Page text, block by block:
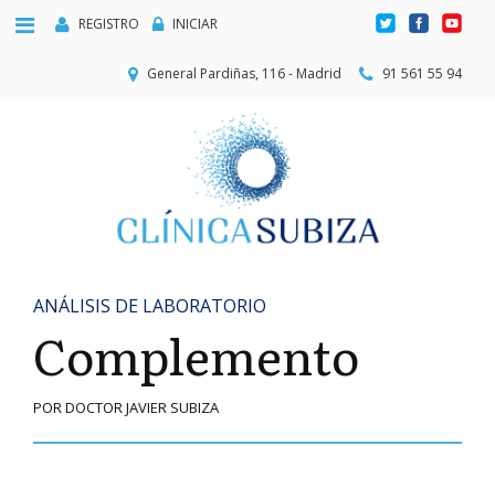
REGISTRO INICIAR
General Pardiñas, 116 - Madrid 91 561 55 94
ANÁLISIS DE LABORATORIO
Complemento
POR DOCTOR JAVIER SUBIZA